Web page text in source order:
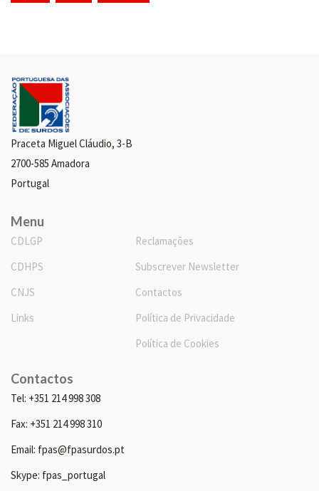
Praceta Miguel Cláudio, 3-B
2700-585 Amadora
Portugal
Menu
CDLGP
CDHPS
CNJS
Links
Reclamações
Subscrever Newsletter
Contactos
Política de Privacidade
Política de Cookies
Contactos
Tel: +351 214 998 308
Fax: +351 214 998 310
Email: fpas@fpasurdos.pt
Skype: fpas_portugal